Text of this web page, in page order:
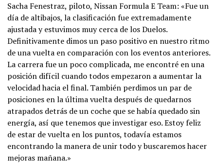
Sacha Fenestraz, piloto, Nissan Formula E Team: «Fue un
día de altibajos, la clasificación fue extremadamente
ajustada y estuvimos muy cerca de los Duelos.
Definitivamente dimos un paso positivo en nuestro ritmo
de una vuelta en comparación con los eventos anteriores.
La carrera fue un poco complicada, me encontré en una
posición difícil cuando todos empezaron a aumentar la
velocidad hacia el final. También perdimos un par de
posiciones en la última vuelta después de quedarnos
atrapados detrás de un coche que se había quedado sin
energía, así que tenemos que investigar eso. Estoy feliz
de estar de vuelta en los puntos, todavía estamos
encontrando la manera de unir todo y buscaremos hacer
mejoras mañana.»